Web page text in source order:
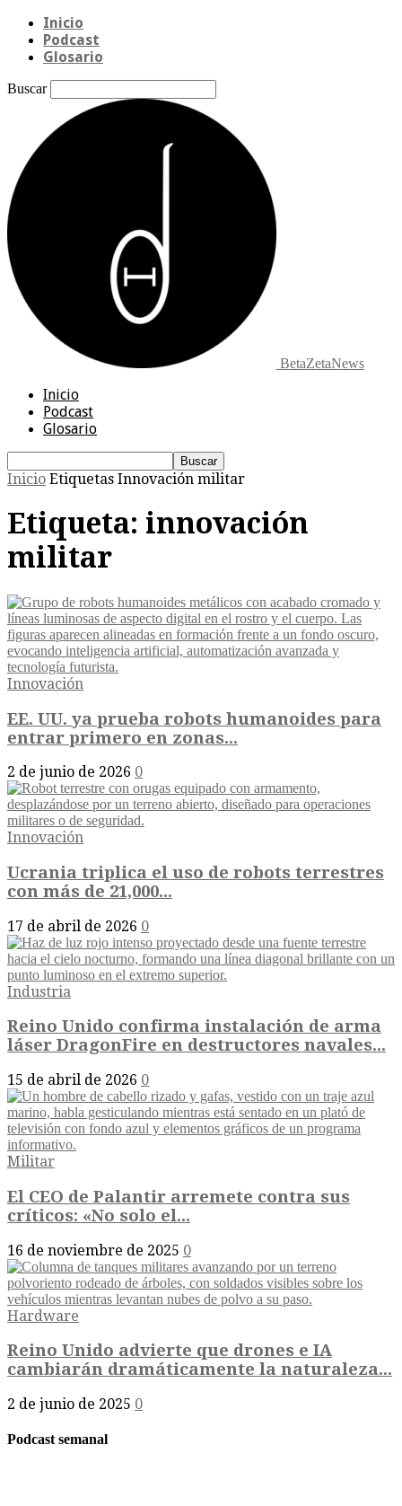
Inicio
Podcast
Glosario
Buscar
BetaZetaNews
Inicio
Podcast
Glosario
Inicio Etiquetas Innovación militar
Etiqueta: innovación
militar
Innovación
EE. UU. ya prueba robots humanoides para
entrar primero en zonas...
2 de junio de 2026 0
Innovación
Ucrania triplica el uso de robots terrestres
con más de 21,000...
17 de abril de 2026 0
Industria
Reino Unido confirma instalación de arma
láser DragonFire en destructores navales...
15 de abril de 2026 0
Militar
El CEO de Palantir arremete contra sus
críticos: «No solo el...
16 de noviembre de 2025 0
Hardware
Reino Unido advierte que drones e IA
cambiarán dramáticamente la naturaleza...
2 de junio de 2025 0
Podcast semanal